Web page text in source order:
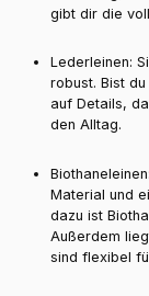
gibt dir die
Lederleinen:
robust. Bist
auf Details,
den Alltag.
Biothaneleinen:
Material und
dazu ist
Außerdem
sind flexibel